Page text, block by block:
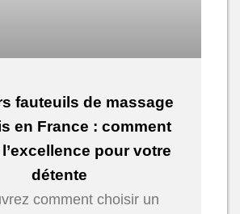
fauteuils de massage
en France : comment
pour votre
détente
comment choisir un